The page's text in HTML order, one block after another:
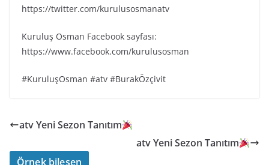
https://twitter.com/kurulusosmanatv
Kuruluş Osman Facebook sayfası:
https://www.facebook.com/kurulusosman
#KuruluşOsman #atv #BurakÖzçivit
atv Yeni Sezon Tanıtım
atv Yeni Sezon Tanıtım
Örnek bileşen